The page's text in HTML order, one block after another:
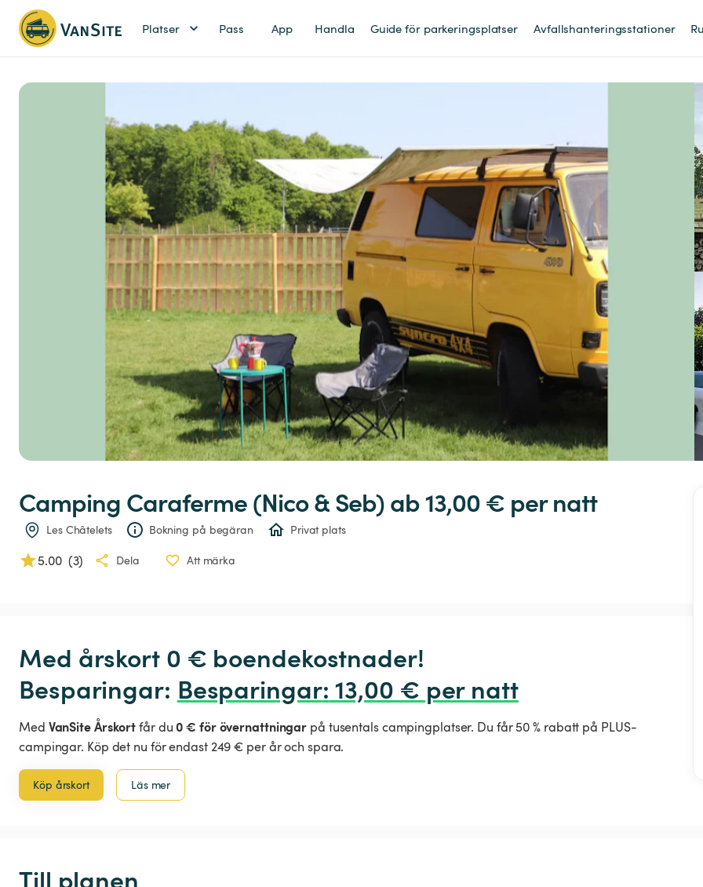
Platser Pass App Handla Guide för parkeringsplatser Avfallshanteringsstationer
Camping Caraferme(Nico&Seb) ab 13,00 € per natt
Les Châtelets Bokning på begäran Privat plats
5.00 (3) Dela Att märka
Med årskort 0 € boendekostnader!
Besparingar: Besparingar: 13,00 € per natt
Med VanSite Årskortfår du0 € för övernattningar på tusentals campingplatser. Du får 50 % rabatt på PLUS-
campingar. Köp det nu för endast 249 € per år och spara.
Köp årskort Läs mer
Till planen